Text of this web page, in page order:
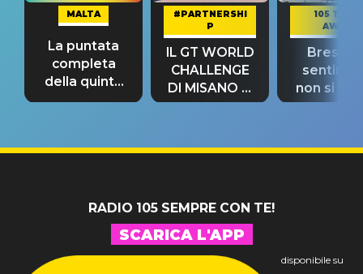
MALTA
La puntata
completa
della quinta
tappa
#PARTNERSHI
P
IL GT WORLD
CHALLENGE
DI MISANO si
riconferma
105 TAKE
AWAY
Bresh:
non si
fino alla
RADIO 105 SEMPRE CON TE!
SCARICA L'APP
disponibile su